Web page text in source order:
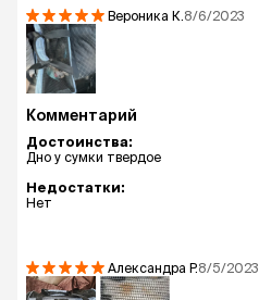
Вероника К. 8/6/2023
Комментарий
Достоинства:
Дно у сумки твердое
Недостатки:
Нет
Александра Р.8/5/2023